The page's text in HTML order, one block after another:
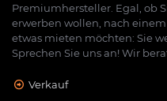
Premiumhersteller. Egal, ob
erwerben wollen, nach
etwas mieten möchten: Sie
Sprechen Sie uns an! Wir
Verkauf